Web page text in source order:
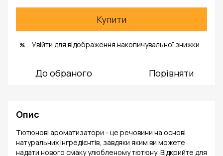
Купити
% Увійти для відображення накопичувальної знижки
До обраного Порівняти
Опис
Тютюнові ароматизатори - це речовини на основі
натуральних інгредієнтів, завдяки яким ви можете
надати нового смаку улюбленому тютюну. Відкрийте для